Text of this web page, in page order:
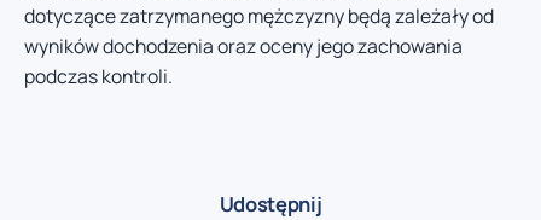
dotyczące zatrzymanego mężczyzny będą zależały od
wyników dochodzenia oraz oceny jego zachowania
podczas kontroli.
Udostępnij